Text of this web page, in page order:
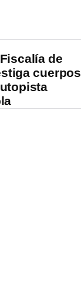
de
cuerpos